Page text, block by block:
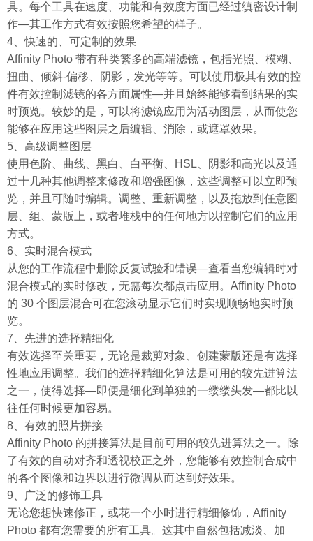
具。每个工具在速度、功能和有效度方面已经过缜密设计制
作—其工作方式有效按照您希望的样子。
4、快速的、可定制的效果
Affinity Photo 带有种类繁多的高端滤镜，包括光照、模糊、
扭曲、倾斜-偏移、阴影，发光等等。可以使用极其有效的控
件有效控制滤镜的各方面属性—并且始终能够看到结果的实
时预览。较妙的是，可以将滤镜应用为活动图层，从而使您
能够在应用这些图层之后编辑、消除，或遮罩效果。
5、高级调整图层
使用色阶、曲线、黑白、白平衡、HSL、阴影和高光以及通
过十几种其他调整来修改和增强图像，这些调整可以立即预
览，并且可随时编辑。调整、重新调整，以及拖放到任意图
层、组、蒙版上，或者堆栈中的任何地方以控制它们的应用
方式。
6、实时混合模式
从您的工作流程中删除反复试验和错误—查看当您编辑时对
混合模式的实时修改，无需每次都点击应用。Affinity Photo
的 30 个图层混合可在您滚动显示它们时实现顺畅地实时预
览。
7、先进的选择精细化
有效选择至关重要，无论是裁剪对象、创建蒙版还是有选择
性地应用调整。我们的选择精细化算法是可用的较先进算法
之一，使得选择—即便是细化到单独的一缕缕头发—都比以
往任何时候更加容易。
8、有效的照片拼接
Affinity Photo 的拼接算法是目前可用的较先进算法之一。除
了有效的自动对齐和透视校正之外，您能够有效控制合成中
的各个图像和边界以进行微调从而达到好效果。
9、广泛的修饰工具
无论您想快速修正，或花一个小时进行精细修饰，Affinity
Photo 都有您需要的所有工具。这其中自然包括减淡、加